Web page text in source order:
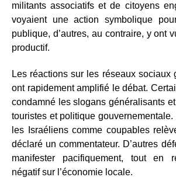
militants associatifs et de citoyens
voyaient une action symbolique
publique, d’autres, au contraire, y ont
productif.
Les réactions sur les réseaux sociaux
ont rapidement amplifié le débat.
condamné les slogans généralisants
touristes et politique
les Israéliens comme coupables
déclaré un commentateur. D’autres
manifester pacifiquement, tout en
négatif sur l’économie locale.